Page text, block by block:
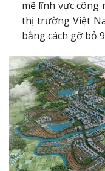
mẽ lĩnh vực
thị trường Việt
bằng cách gỡ bỏ